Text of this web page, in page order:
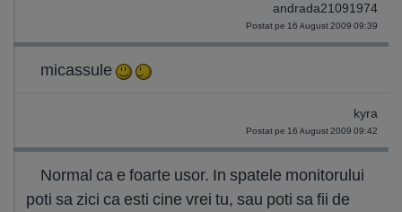
andrada21091974
Postat pe 16 August 2009 09:39
micassule
kyra
Postat pe 16 August 2009 09:42
Normal ca e foarte usor. In spatele monitorului
poti sa zici ca esti cine vrei tu, sau poti sa fii de